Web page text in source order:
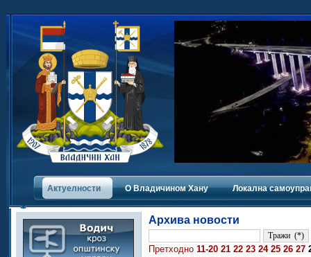
Актуелности О Владичинoм Хану Локална
Архива новости
Претходно 11-20 21 22 23 24 25 26 27